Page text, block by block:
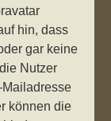
hin, dass
gar keine
Nutzer
können die